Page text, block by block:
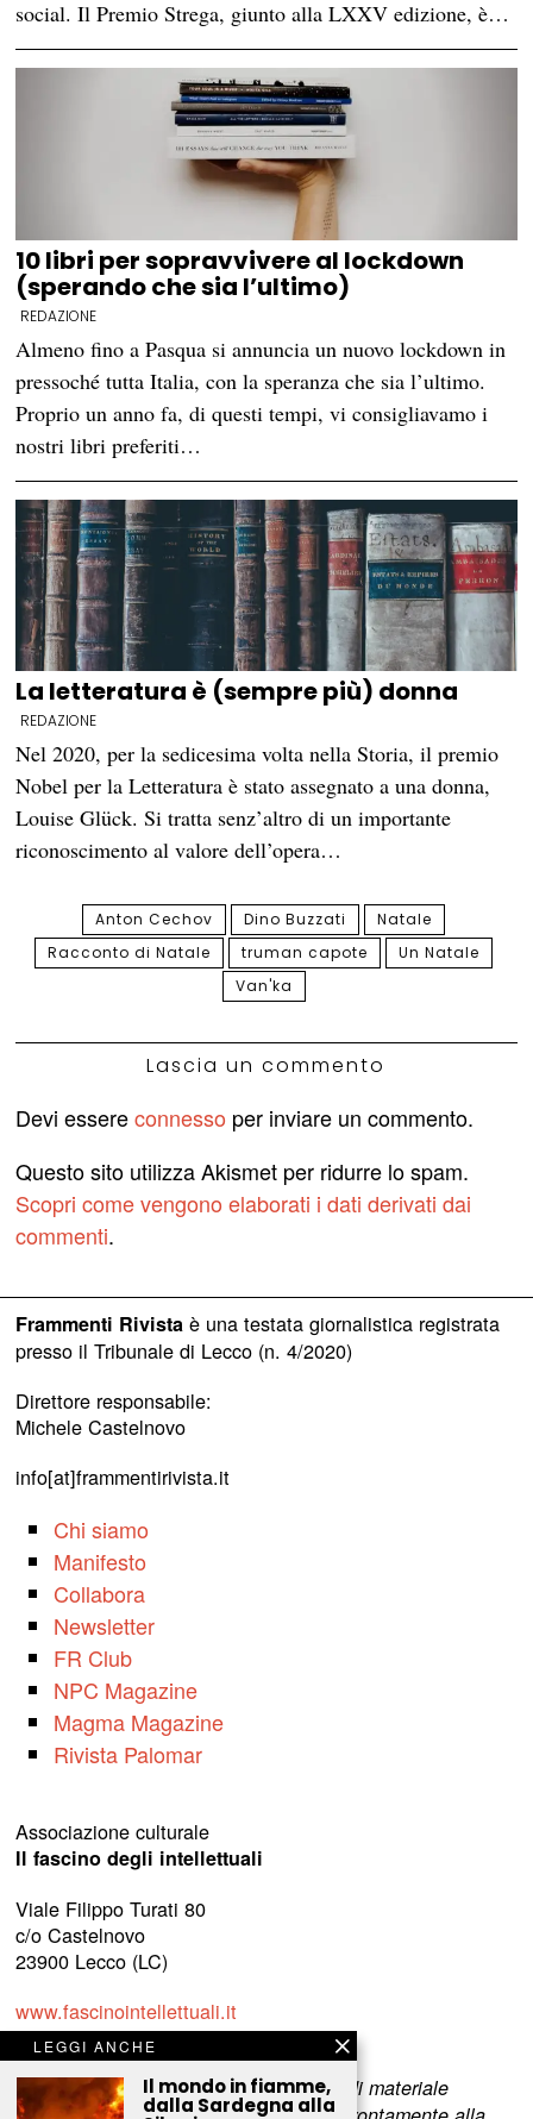
social. Il Premio Strega, giunto alla LXXV edizione, è…
10 libri per sopravvivere al lockdown
(sperando che sia l’ultimo)
REDAZIONE
Almeno fino a Pasqua si annuncia un nuovo lockdown in
pressoché tutta Italia, con la speranza che sia l’ultimo.
Proprio un anno fa, di questi tempi, vi consigliavamo i
nostri libri preferiti…
La letteratura è (sempre più) donna
REDAZIONE
Nel 2020, per la sedicesima volta nella Storia, il premio
Nobel per la Letteratura è stato assegnato a una donna,
Louise Glück. Si tratta senz’altro di un importante
riconoscimento al valore dell’opera…
Anton Cechov Dino Buzzati
Natale
Racconto di Natale
truman capote
Un Natale
Van'ka
Lascia un commento
Devi essereconnesso per inviare un commento.
Questo sito utilizza Akismet per ridurre lo spam.
Scopri come vengono elaborati i dati derivati dai
commenti.
Frammenti Rivistaè una testata giornalistica registrata
presso il Tribunale di Lecco (n. 4/2020)
Direttore responsabile:
Michele Castelnovo
info[at]frammentirivista.it
Chi siamo
Manifesto
Collabora
Newsletter
FR Club
NPC Magazine
Magma Magazine
Rivista Palomar
Associazione culturale
Il fascino degli intellettuali
Viale Filippo Turati 80
c/o Castelnovo
23900 Lecco (LC)
www.fascinointellettuali.it
info[at]fascinointellettuali.it
Per segnalare eventuali errori nell’uso di materiale
LEGGI ANCHE
Il mondo in fiamme,
dalla Sardegna alla